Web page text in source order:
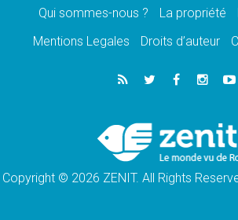
Pape en France dévoilé
1ère Conférence
07.08.2026
Un logo symbolique pour la
Cardinal Rossi: «La venue du
Argentine est un hommage à
Qui sommes-nous ? La propriété
Mentions Legales
Droits d’auteur
Copyright © 2026 ZENIT. All Rights